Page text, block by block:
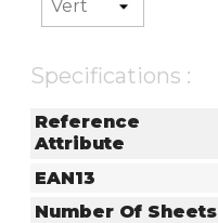
Specifications :
Reference
Attribute
EAN13
Number Of Sheets